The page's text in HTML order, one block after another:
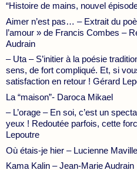
“Histoire de mains, nouvel
Aimer n’est pas… – Extrait du
l’amour » de Francis Combes –
Audrain
– Uta – S’initier à la poésie
sens, de fort compliqué. Et, si
satisfaction en retour ! Gérard
La “maison”- Daroca Mikael
– L’orage – En soi, c’est un
yeux ! Redoutée parfois, cette
Lepoutre
Où étais-je hier – Lucienne
Kama Kalin – Jean-Marie Audrain